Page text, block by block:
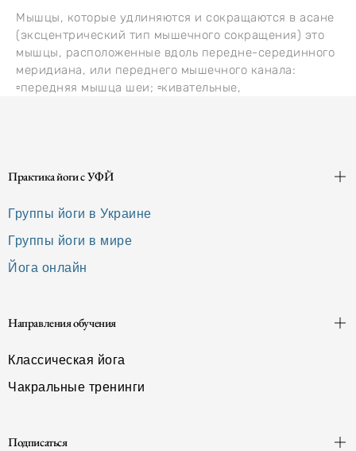
Мышцы, которые удлиняются и сокращаются в асане
(эксцентрический тип мышечного сокращения) это
мышцы, расположенные вдоль передне-серединного
меридиана, или переднего мышечного канала:
▫️передняя мышца шеи; ▫️кивательные,
Практика йоги с УФЙ
Группы йоги в Украине
Группы йоги в мире
Йога онлайн
Направления обучения
Классическая йога
Чакральные тренинги
Подписаться